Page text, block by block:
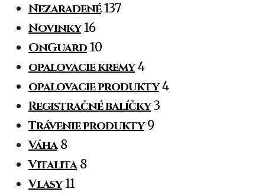
Nezaradené 137
Novinky 16
OnGuard 10
opalovacie kremy 4
opalovacie produkty 4
Registračné balíčky 3
Trávenie produkty 9
Váha 8
Vitalita 8
Vlasy 11